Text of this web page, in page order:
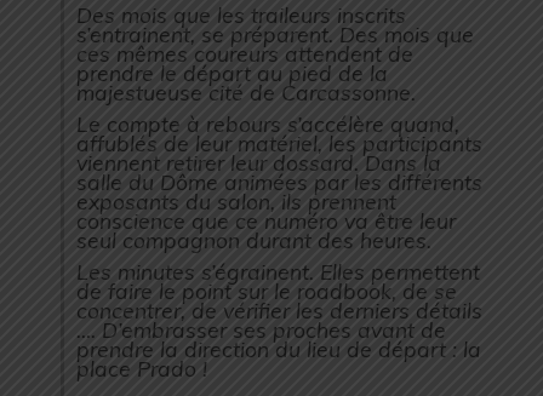
Des mois que les traileurs inscrits
s’entrainent, se préparent. Des mois que
ces mêmes coureurs attendent de
prendre le départ au pied de la
majestueuse cité de Carcassonne.
Le compte à rebours s’accélère quand,
affublés de leur matériel, les participants
viennent retirer leur dossard. Dans la
salle du Dôme animées par les différents
exposants du salon, ils prennent
conscience que ce numéro va être leur
seul compagnon durant des heures.
Les minutes s’égrainent. Elles permettent
de faire le point sur le roadbook, de se
concentrer, de vérifier les derniers détails
…. D’embrasser ses proches avant de
prendre la direction du lieu de départ : la
place Prado !